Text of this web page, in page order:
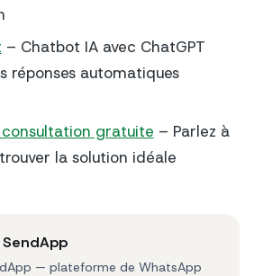
– Chatbot IA avec ChatGPT
réponses automatiques
gratuite – Parlez à
la solution idéale
— plateforme de WhatsApp